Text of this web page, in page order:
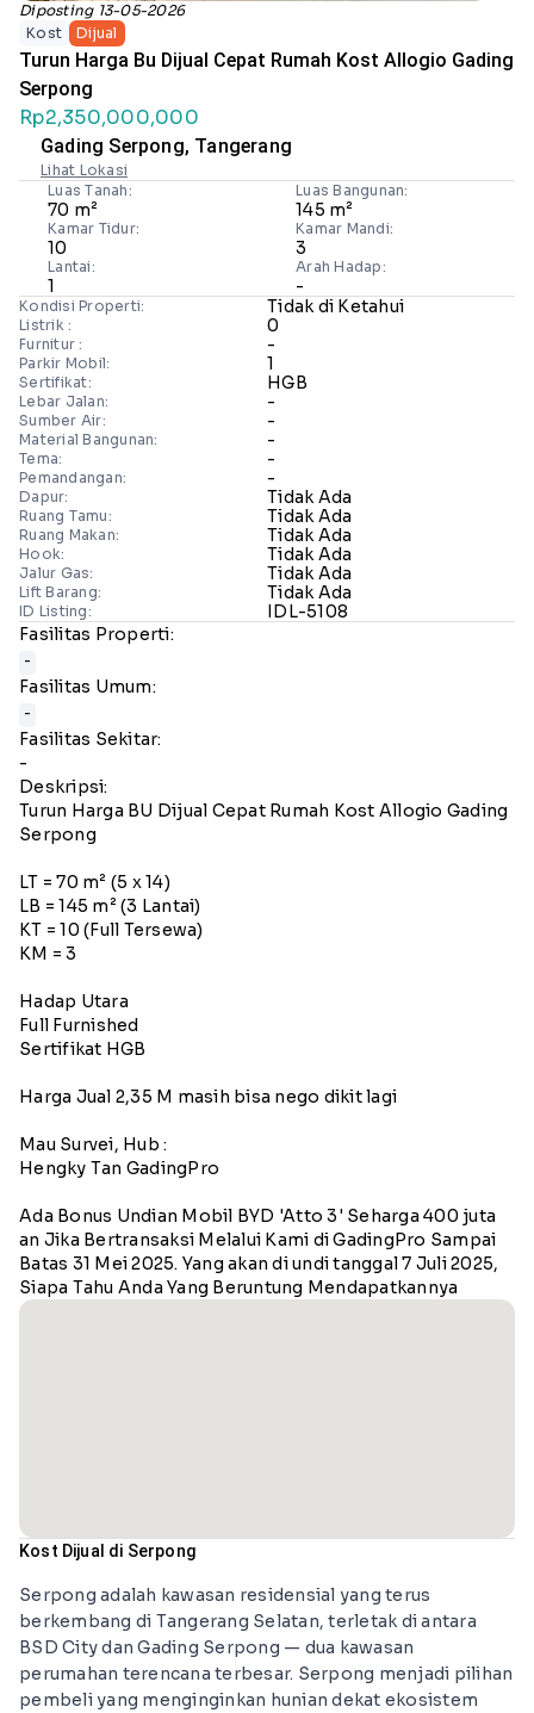
Diposting 13-05-2026
Kost
Dijual
Turun Harga Bu Dijual Cepat Rumah Kost Allogio Gading
Serpong
Rp2,350,000,000
Gading Serpong, Tangerang
Lihat Lokasi
Luas Tanah:
70 m²
Luas Bangunan:
145 m²
Kamar Tidur:
10
Kamar Mandi:
3
Lantai:
1
Arah Hadap:
-
Kondisi Properti: Tidak di Ketahui
Listrik : 0
Furnitur : -
Parkir Mobil: 1
Sertifikat: HGB
Lebar Jalan: -
Sumber Air: -
Material Bangunan: -
Tema: -
Pemandangan: -
Dapur: Tidak Ada
Ruang Tamu: Tidak Ada
Ruang Makan: Tidak Ada
Hook: Tidak Ada
Jalur Gas: Tidak Ada
Lift Barang: Tidak Ada
ID Listing:
IDL-5108
Fasilitas Properti:
-
Fasilitas Umum:
-
Fasilitas Sekitar:
-
Deskripsi:
Turun Harga BU Dijual Cepat Rumah Kost Allogio Gading
Serpong
LT = 70 m² (5 x 14)
LB = 145 m² (3 Lantai)
KT = 10 (Full Tersewa)
KM = 3
Hadap Utara
Full Furnished
Sertifikat HGB
Harga Jual 2,35 M masih bisa nego dikit lagi
Mau Survei, Hub :
Hengky Tan GadingPro
Ada Bonus Undian Mobil BYD 'Atto 3' Seharga 400 juta
an Jika Bertransaksi Melalui Kami di GadingPro Sampai
Batas 31 Mei 2025. Yang akan di undi tanggal 7 Juli 2025,
Siapa Tahu Anda Yang Beruntung Mendapatkannya
Kost Dijual di Serpong
Serpong adalah kawasan residensial yang terus
berkembang di Tangerang Selatan, terletak di antara
BSD City dan Gading Serpong — dua kawasan
perumahan terencana terbesar. Serpong menjadi pilihan
pembeli yang menginginkan hunian dekat ekosistem